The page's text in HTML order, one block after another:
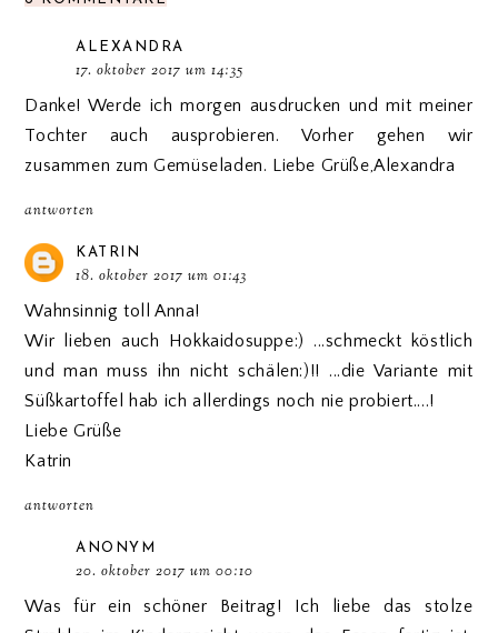
ALEXANDRA
17. oktober 2017 um 14:35
Danke! Werde ich morgen ausdrucken und mit meiner
Tochter auch ausprobieren. Vorher gehen wir
zusammen zum Gemüseladen. Liebe Grüße,Alexandra
antworten
KATRIN
18. oktober 2017 um 01:43
Wahnsinnig toll Anna!
Wir lieben auch Hokkaidosuppe:) ...schmeckt köstlich
und man muss ihn nicht schälen:)!! ...die Variante mit
Süßkartoffel hab ich allerdings noch nie probiert....!
Liebe Grüße
Katrin
antworten
ANONYM
20. oktober 2017 um 00:10
Was für ein schöner Beitrag! Ich liebe das stolze